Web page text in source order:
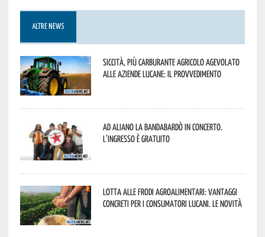
ALTRE NEWS
Siccità, più carburante agricolo agevolato
alle aziende lucane: il provvedimento
Ad Aliano la Bandabardò in concerto.
L’ingresso è gratuito
Lotta alle frodi agroalimentari: vantaggi
concreti per i consumatori lucani. Le novità